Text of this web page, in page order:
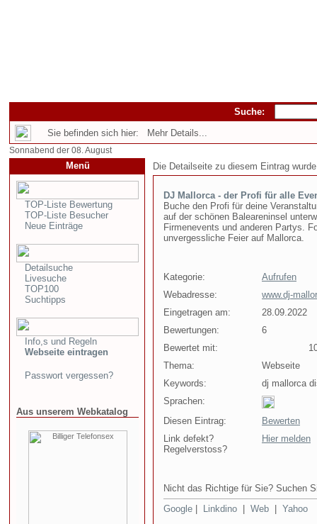
Suche:
Sie befinden sich hier: Mehr Details...
Sonnabend der 08. August
Menü
TOP-Liste Bewertung
TOP-Liste Besucher
Neue Einträge
Detailsuche
Livesuche
TOP100
Suchtipps
Info,s und Regeln
Webseite eintragen
Passwort vergessen?
Aus unserem Webkatalog
Die Detailseite zu diesem Eintrag
DJ Mallorca - der Profi für alle
Buche den Profi für deine
auf der schönen Baleareninsel
Firmenevents und anderen Partys.
unvergessliche Feier auf Mallorca.
Kategorie:
Aufrufen
Webadresse:
www.dj-
Eingetragen am:
28.09.2022
Bewertungen:
6
Bewertet mit:
Thema:
Webseite
Keywords:
dj mallorca
Sprachen:
Diesen Eintrag:
Bewerten
Link defekt?
Regelverstoss?
Hier melden
Nicht das Richtige für Sie? Suchen
Google
Linkdino Web Yahoo